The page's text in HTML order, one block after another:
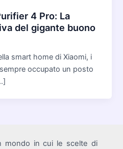
4 Pro: La
del gigante buono
smart home di Xiaomi, i
occupato un posto
mondo in cui le scelte di